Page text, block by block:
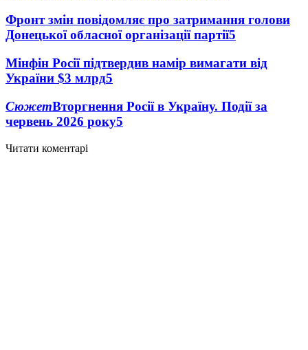
Фронт змін повідомляє про затримання голови
Донецької обласної організації партії5
Мінфін Росії підтвердив намір вимагати від
України $3 млрд5
СюжетВторгнення Росії в Україну. Події за
червень 2026 року5
Читати коментарі